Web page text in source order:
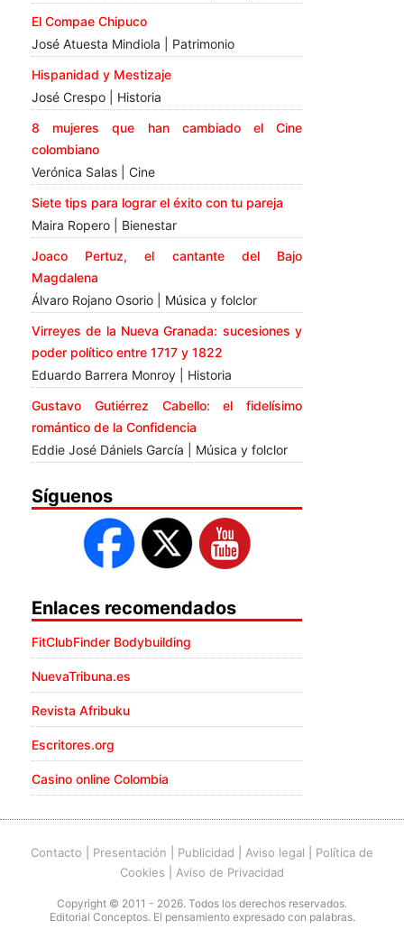
El Compae Chipuco
José Atuesta Mindiola | Patrimonio
Hispanidad y Mestizaje
José Crespo | Historia
8 mujeres que han cambiado el Cine
colombiano
Verónica Salas | Cine
Siete tips para lograr el éxito con tu pareja
Maira Ropero | Bienestar
Joaco Pertuz, el cantante del Bajo
Magdalena
Álvaro Rojano Osorio | Música y folclor
Virreyes de la Nueva Granada: sucesiones y
poder político entre 1717 y 1822
Eduardo Barrera Monroy | Historia
Gustavo Gutiérrez Cabello: el fidelísimo
romántico de la Confidencia
Eddie José Dániels García | Música y folclor
Síguenos
Enlaces recomendados
FitClubFinder Bodybuilding
NuevaTribuna.es
Revista Afribuku
Escritores.org
Casino online Colombia
Contacto Presentación Publicidad Aviso legal
Política de
Cookies
Aviso de Privacidad
Copyright © 2011 - 2026. Todos los derechos reservados.
Editorial Conceptos. El pensamiento expresado con palabras.